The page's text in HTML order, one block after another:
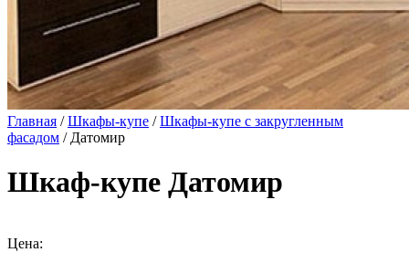
Главная /Шкафы-купе /Шкафы-купе с закругленным
фасадом / Датомир
Шкаф-купе Датомир
Цена: